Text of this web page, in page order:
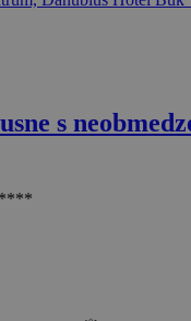
s
****